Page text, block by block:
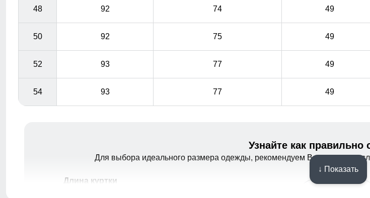
48 92 74 49
50 92 75 49
52 93 77 49
54 93 77 49
Узнайте как правильно
Для выбора идеального размера одежды, рекомендуем Вам измерить
Длина куртки
↓ Показать